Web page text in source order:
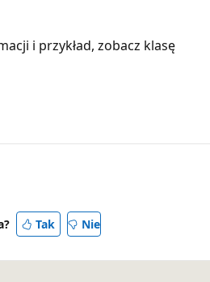
i przykład, zobacz klasę
Tak Nie